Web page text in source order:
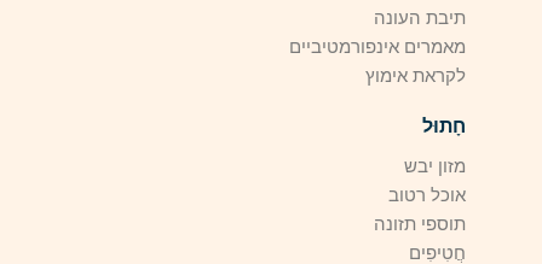
תיבת העונה
מאמרים אינפורמטיביים
לקראת אימוץ
חָתוּל
מזון יבש
אוכל רטוב
תוספי תזונה
חֲטִיפִים